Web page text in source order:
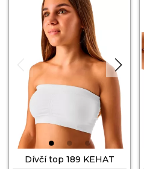
Dívčí top 189 KEHAT